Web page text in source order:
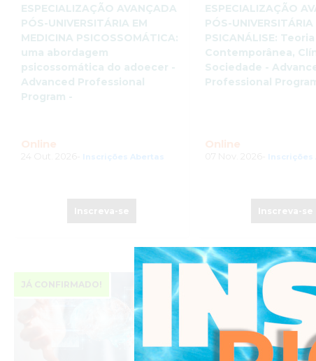
ESPECIALIZAÇÃO AVANÇADA
PÓS-UNIVERSITÁRIA EM
MEDICINA PSICOSSOMÁTICA:
uma abordagem
psicossomática do adoecer -
Advanced Professional
Program -
Online
Inscrições Abertas
ESPECIALIZAÇÃO
PÓS-UNIVERSITÁRIA
PSICANÁLISE: Teoria
Contemporânea,
Sociedade -
Professional
Online
Inscrições
JÁ CONFIRMADO! JÁ CONFIRMADO!